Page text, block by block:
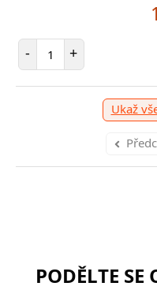
- Počet položek
+
Ukaž
PODĚLTE